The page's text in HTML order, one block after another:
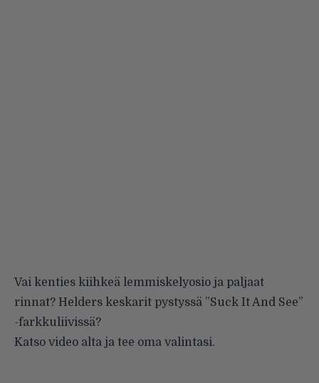
Vai kenties kiihkeä lemmiskelyosio ja paljaat
rinnat? Helders keskarit pystyssä ”Suck It And See”
-farkkuliivissä?
Katso video alta ja tee oma valintasi.